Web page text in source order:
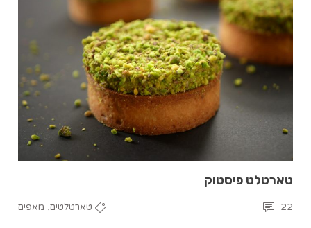
טארטלט פיסטוק
טארטלטים, מאפים 22